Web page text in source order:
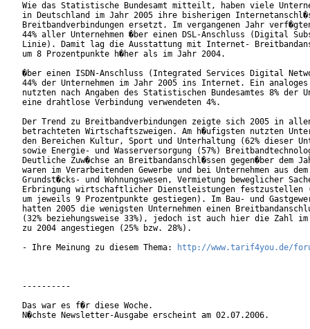
Wie das Statistische Bundesamt mitteilt, haben viele
in Deutschland im Jahr 2005 ihre bisherigen
Breitbandverbindungen ersetzt. Im vergangenen Jahr
44% aller Unternehmen �ber einen DSL-Anschluss (Digital
Linie). Damit lag die Ausstattung mit Internet-
um 8 Prozentpunkte h�her als im Jahr 2004.
�ber einen ISDN-Anschluss (Integrated Services Digital
44% der Unternehmen im Jahr 2005 ins Internet. Ein analoges
nutzten nach Angaben des Statistischen Bundesamtes 8% der
eine drahtlose Verbindung verwendeten 4%.
Der Trend zu Breitbandverbindungen zeigte sich 2005 in
betrachteten Wirtschaftszweigen. Am h�ufigsten nutzten
den Bereichen Kultur, Sport und Unterhaltung (62% dieser
sowie Energie- und Wasserversorgung (57%)
Deutliche Zuw�chse an Breitbandanschl�ssen gegen�ber dem
waren im Verarbeitenden Gewerbe und bei Unternehmen aus
Grundst�cks- und Wohnungswesen, Vermietung beweglicher
Erbringung wirtschaftlicher Dienstleistungen festzustellen
um jeweils 9 Prozentpunkte gestiegen). Im Bau- und
hatten 2005 die wenigsten Unternehmen einen
(32% beziehungsweise 33%), jedoch ist auch hier die Zahl
zu 2004 angestiegen (25% bzw. 28%).
- Ihre Meinung zu diesem Thema:
http://www.tarif4you.de/
----------
Das war es f�r diese Woche.
N�chste Newsletter-Ausgabe erscheint am 02.07.2006.